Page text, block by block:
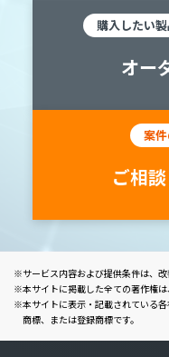
購入したい
オー
案
ご相
サービス内容および提供条件は、
本サイトに掲載した全ての著作権
本サイトに表示・記載されている
商標、または登録商標です。